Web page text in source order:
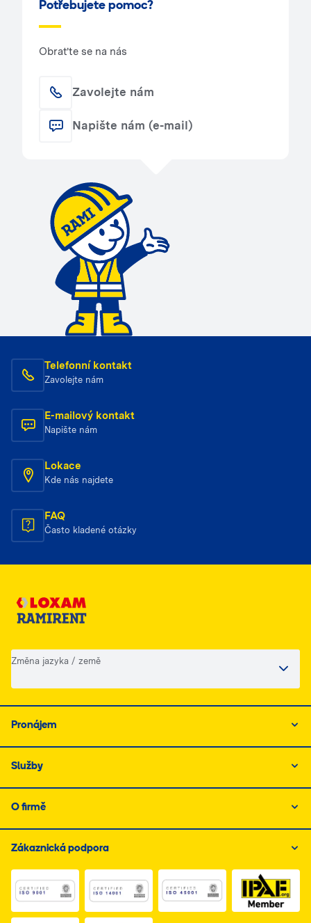
Potřebujete pomoc?
Obraťte se na nás
Zavolejte nám
Napište nám (e-mail)
Telefonní kontakt
Zavolejte nám
E-mailový kontakt
Napište nám
Lokace
Kde nás najdete
FAQ
Často kladené otázky
Změna jazyka / země
Pronájem
Služby
O firmě
Zákaznická podpora
Link do dokumentu PDF z certyfikatem ISO 1, otwiera
Link do dokumentu PDF z certyfikatem
Link do dokumentu